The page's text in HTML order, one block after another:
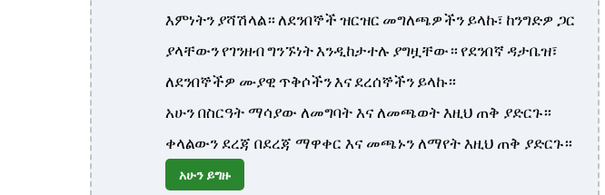
እምነትን ያሻሽላል። ለደንበኞች ዝርዝር መግለጫዎችን ይላኩ፣ ከንግድዎ ጋር
ያላቸውን የገንዘብ ግንኙነት እንዲከታተሉ ያግዟቸው። የደንበኛ ዳታቤዝ፣
ለደንበኞችዎ ሙያዊ ጥቅሶችን እና ደረሰኞችን ይላኩ።
አሁን በስርዓት ማሳያው ለመግባት እና ለመጫወት እዚህ ጠቅ ያድርጉ።
ቀላልውን ደረጃ በደረጃ ማዋቀር እና መጫኑን ለማየት እዚህ ጠቅ ያድርጉ።
አሁን ይግዙ